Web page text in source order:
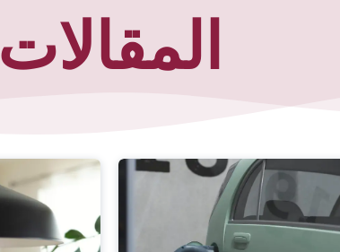
المقالات